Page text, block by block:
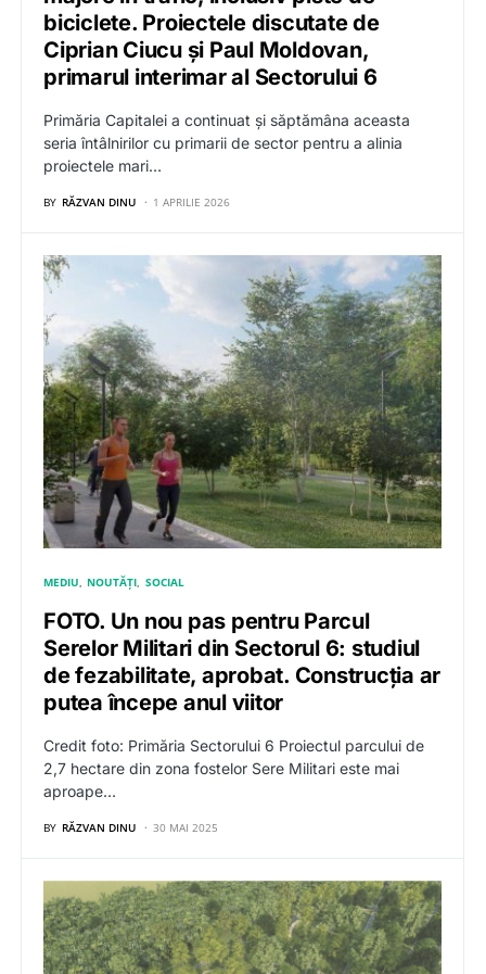
biciclete. Proiectele discutate de
Ciprian Ciucu și Paul Moldovan,
primarul interimar al Sectorului 6
Primăria Capitalei a continuat și săptămâna aceasta
seria întâlnirilor cu primarii de sector pentru a alinia
proiectele mari…
BY RĂZVAN DINU 1 APRILIE 2026
MEDIU NOUTĂȚI SOCIAL
FOTO. Un nou pas pentru Parcul
Serelor Militari din Sectorul 6: studiul
de fezabilitate, aprobat. Construcția ar
putea începe anul viitor
Credit foto: Primăria Sectorului 6 Proiectul parcului de
2,7 hectare din zona fostelor Sere Militari este mai
aproape…
BY RĂZVAN DINU 30 MAI 2025